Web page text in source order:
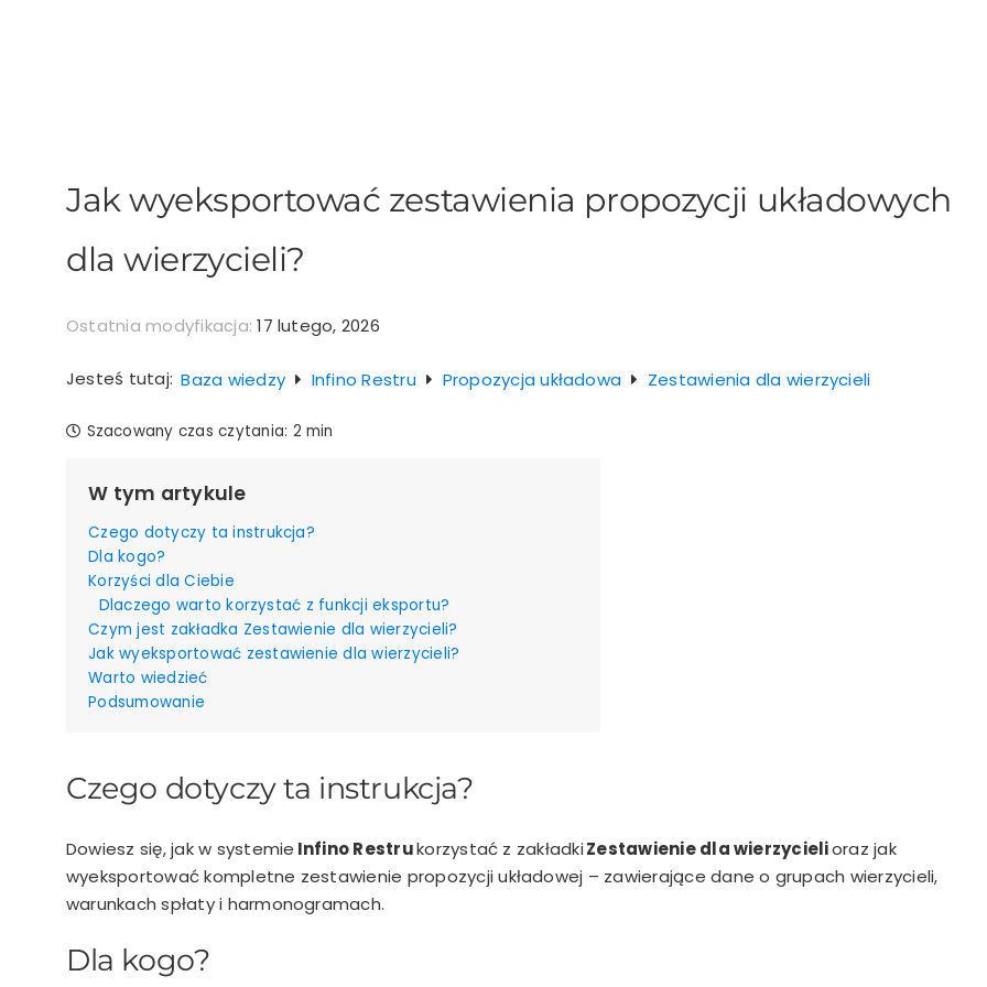
Jak wyeksportować zestawienia propozycji układowych
dla wierzycieli?
Ostatnia modyfikacja:17 lutego, 2026
Jesteś tutaj: Baza wiedzy Infino Restru Propozycja układowa Zestawienia dla wierzycieli
Szacowany czas czytania: 2 min
W tym artykule
Czego dotyczy ta instrukcja?
Dla kogo?
Korzyści dla Ciebie
Dlaczego warto korzystać z funkcji eksportu?
Czym jest zakładka Zestawienie dla wierzycieli?
Jak wyeksportować zestawienie dla wierzycieli?
Warto wiedzieć
Podsumowanie
Czego dotyczy ta instrukcja?
Dowiesz się, jak w systemie Infino Restrukorzystać z zakładkiZestawienie dla wierzycielioraz jak
wyeksportować kompletne zestawienie propozycji układowej – zawierające dane o grupach wierzycieli,
warunkach spłaty i harmonogramach.
Dla kogo?